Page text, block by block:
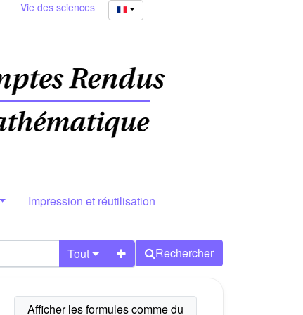
Vie des sciences
Impression et réutilisation
Tout Rechercher